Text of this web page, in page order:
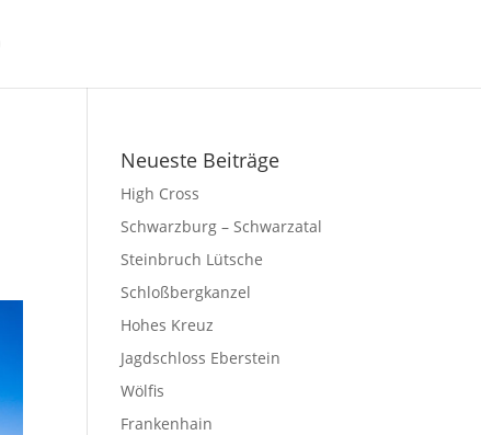
Neueste Beiträge
High Cross
Schwarzburg – Schwarzatal
Steinbruch Lütsche
Schloßbergkanzel
Hohes Kreuz
Jagdschloss Eberstein
Wölfis
Frankenhain